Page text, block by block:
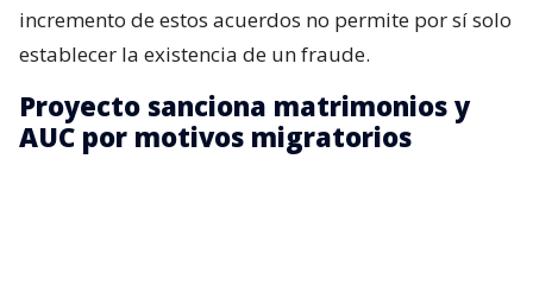
incremento de estos acuerdos no permite por sí solo
establecer la existencia de un fraude.
Proyecto sanciona matrimonios y
AUC por motivos migratorios